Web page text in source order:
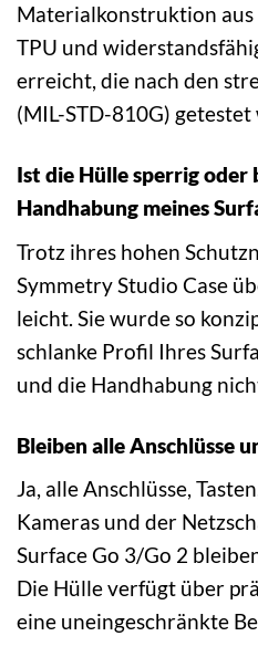
Materialkonstruktion
TPU und
erreicht, die nach den
(MIL-STD-810G) getestet
Ist die Hülle sperrig
Handhabung meines
Trotz ihres hohen
Symmetry Studio Case
leicht. Sie wurde so
schlanke Profil Ihres
und die Handhabung
Bleiben alle Anschlüsse
Ja, alle Anschlüsse,
Kameras und der
Surface Go 3/Go 2
Die Hülle verfügt über
eine uneingeschränkte